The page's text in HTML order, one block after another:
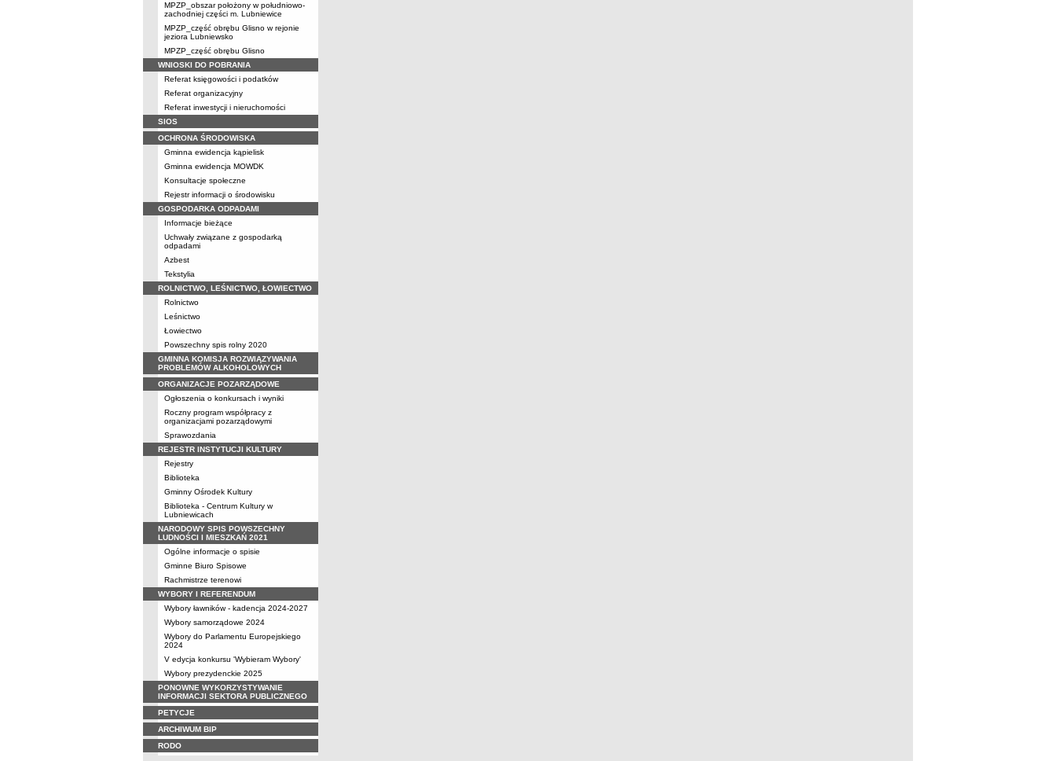
MPZP_obszar położony w południowo-
zachodniej części m. Lubniewice
MPZP_część obrębu Glisno w rejonie
jeziora Lubniewsko
MPZP_część obrębu Glisno
WNIOSKI DO POBRANIA
Referat księgowości i podatków
Referat organizacyjny
Referat inwestycji i nieruchomości
SIOS
OCHRONA ŚRODOWISKA
Gminna ewidencja kąpielisk
Gminna ewidencja MOWDK
Konsultacje społeczne
Rejestr informacji o środowisku
GOSPODARKA ODPADAMI
Informacje bieżące
Uchwały związane z gospodarką
odpadami
Azbest
Tekstylia
ROLNICTWO, LEŚNICTWO, ŁOWIECTWO
Rolnictwo
Leśnictwo
Łowiectwo
Powszechny spis rolny 2020
GMINNA KOMISJA ROZWIĄZYWANIA
PROBLEMÓW ALKOHOLOWYCH
ORGANIZACJE POZARZĄDOWE
Ogłoszenia o konkursach i wyniki
Roczny program współpracy z
organizacjami pozarządowymi
Sprawozdania
REJESTR INSTYTUCJI KULTURY
Rejestry
Biblioteka
Gminny Ośrodek Kultury
Biblioteka - Centrum Kultury w
Lubniewicach
NARODOWY SPIS POWSZECHNY
LUDNOŚCI I MIESZKAŃ 2021
Ogólne informacje o spisie
Gminne Biuro Spisowe
Rachmistrze terenowi
WYBORY I REFERENDUM
Wybory ławników - kadencja 2024-2027
Wybory samorządowe 2024
Wybory do Parlamentu Europejskiego
2024
V edycja konkursu 'Wybieram Wybory'
Wybory prezydenckie 2025
PONOWNE WYKORZYSTYWANIE
INFORMACJI SEKTORA PUBLICZNEGO
PETYCJE
ARCHIWUM BIP
RODO